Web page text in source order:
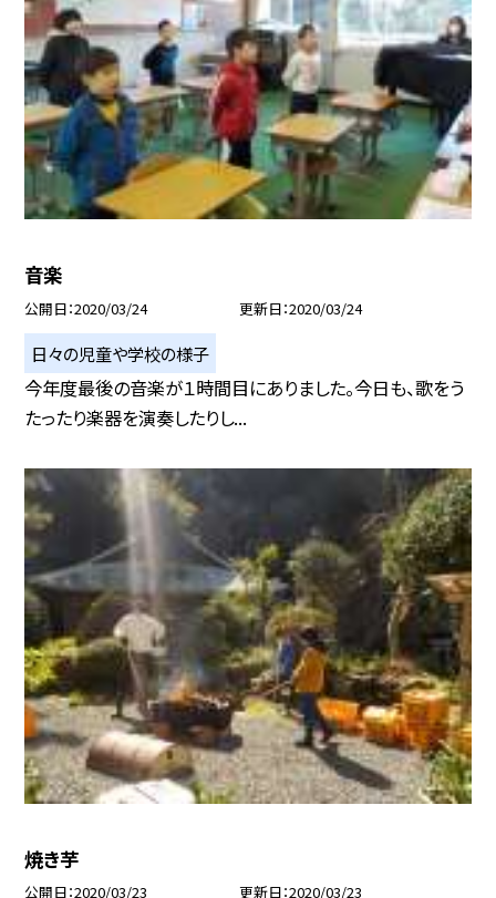
音楽
公開日 2020/03/24 更新日 2020/03/24
日々の児童や学校の様子
今年度最後の音楽が１時間目にありました。今日も、歌をう
たったり楽器を演奏したりし...
焼き芋
公開日 2020/03/23 更新日 2020/03/23